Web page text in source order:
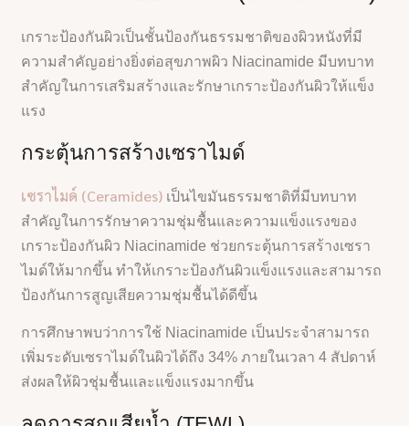
เกราะป้องกันผิวเป็นชั้นป้องกันธรรมชาติของผิวหนังที่มี
ความสำคัญอย่างยิ่งต่อสุขภาพผิว Niacinamide มีบทบาท
สำคัญในการเสริมสร้างและรักษาเกราะป้องกันผิวให้แข็ง
แรง
กระตุ้นการสร้างเซราไมด์
เซราไมด์ (Ceramides) เป็นไขมันธรรมชาติที่มีบทบาท
สำคัญในการรักษาความชุ่มชื้นและความแข็งแรงของ
เกราะป้องกันผิว Niacinamide ช่วยกระตุ้นการสร้างเซรา
ไมด์ให้มากขึ้น ทำให้เกราะป้องกันผิวแข็งแรงและสามารถ
ป้องกันการสูญเสียความชุ่มชื้นได้ดีขึ้น
การศึกษาพบว่าการใช้ Niacinamide เป็นประจำสามารถ
เพิ่มระดับเซราไมด์ในผิวได้ถึง 34% ภายในเวลา 4 สัปดาห์
ส่งผลให้ผิวชุ่มชื้นและแข็งแรงมากขึ้น